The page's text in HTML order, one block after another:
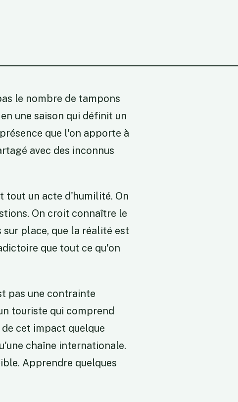
le nombre de tampons
une saison qui définit un
que l'on apporte à
avec des inconnus
tout un acte d'humilité. On
On croit connaître le
sur place, que la réalité est
que tout ce qu'on
pas une contrainte
touriste qui comprend
cet impact quelque
chaîne internationale.
Apprendre quelques